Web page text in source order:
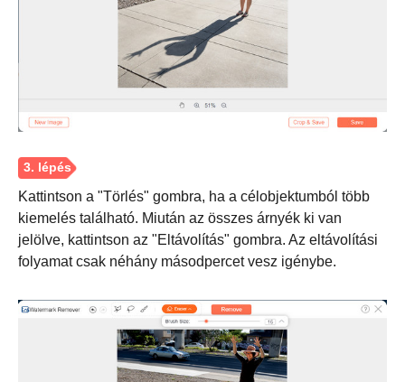
Kattintson a "Törlés" gombra, ha a célobjektumból több
kiemelés található. Miután az összes árnyék ki van
jelölve, kattintson az "Eltávolítás" gombra. Az eltávolítási
folyamat csak néhány másodpercet vesz igénybe.